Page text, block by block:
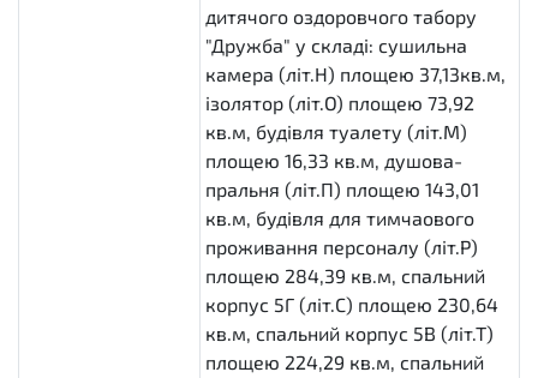
дитячого оздоровчого табору
"Дружба" у складі: сушильна
камера (літ.Н) площею 37,13кв.м,
ізолятор (літ.О) площею 73,92
кв.м, будівля туалету (літ.М)
площею 16,33 кв.м, душова-
пральня (літ.П) площею 143,01
кв.м, будівля для тимчаового
проживання персоналу (літ.Р)
площею 284,39 кв.м, спальний
корпус 5Г (літ.С) площею 230,64
кв.м, спальний корпус 5В (літ.Т)
площею 224,29 кв.м, спальний